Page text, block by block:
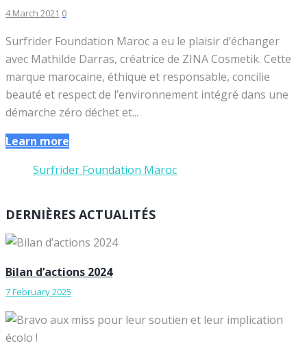
4 March 2021 0
Surfrider Foundation Maroc a eu le plaisir d’échanger
avec Mathilde Darras, créatrice de ZINA Cosmetik. Cette
marque marocaine, éthique et responsable, concilie
beauté et respect de l’environnement intégré dans une
démarche zéro déchet et...
Learn more
Surfrider Foundation Maroc
DERNIÈRES ACTUALITÉS
Bilan d’actions 2024
7 February 2025